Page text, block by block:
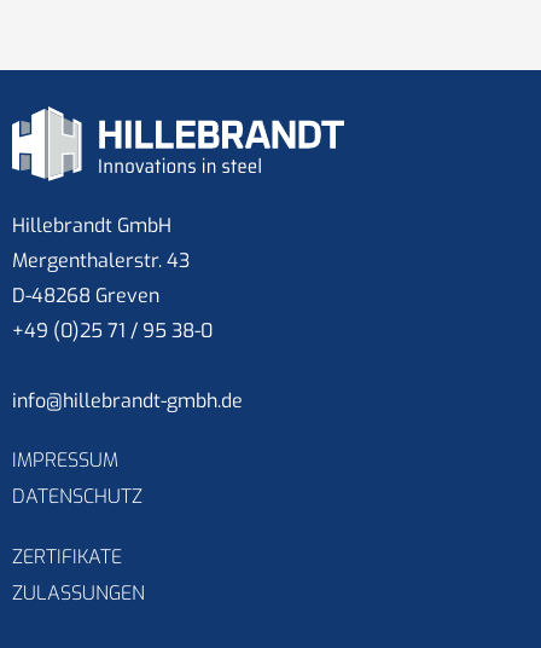
Hillebrandt GmbH
Mergenthalerstr. 43
D-48268 Greven
+49 (0)25 71 / 95 38-0
info@hillebrandt-gmbh.de
IMPRESSUM
DATENSCHUTZ
ZERTIFIKATE
ZULASSUNGEN